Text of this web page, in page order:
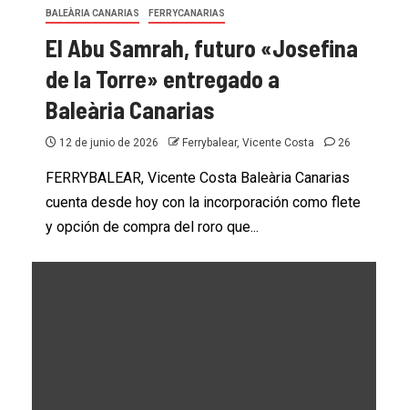
BALEÀRIA CANARIAS FERRYCANARIAS
El Abu Samrah, futuro «Josefina
de la Torre» entregado a
Baleària Canarias
12 de junio de 2026 Ferrybalear, Vicente Costa 26
FERRYBALEAR, Vicente Costa Baleària Canarias
cuenta desde hoy con la incorporación como flete
y opción de compra del roro que...